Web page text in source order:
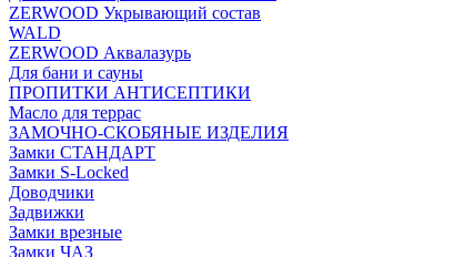
ZERWOOD Укрывающий состав
WALD
ZERWOOD Аквалазурь
Для бани и сауны
ПРОПИТКИ АНТИСЕПТИКИ
Масло для террас
ЗАМОЧНО-СКОБЯНЫЕ ИЗДЕЛИЯ
Замки СТАНДАРТ
Замки S-Locked
Доводчики
Задвижки
Замки врезные
Замки ЧАЗ